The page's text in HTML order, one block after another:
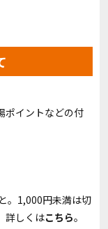
ポイントなどの付
。1,000円未満は切
詳しくはこちら。